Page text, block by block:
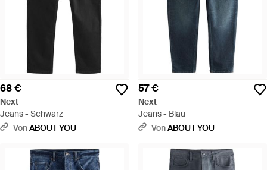
68 €
Next
Jeans - Schwarz
VonABOUT YOU
57 €
Next
Jeans - Blau
VonABOUT YOU